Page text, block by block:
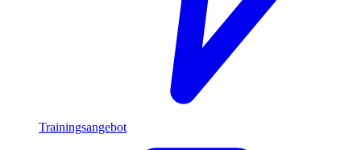
Trainingsangebot